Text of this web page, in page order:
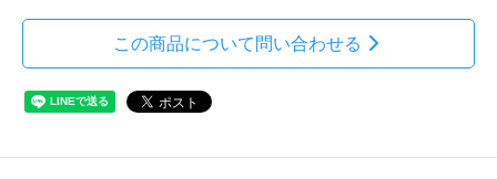
この商品について問い合わせる